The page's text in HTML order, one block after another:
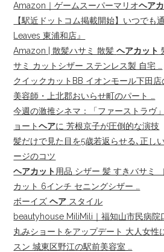
Amazon｜ゲームスーパーマリオヘア
【駅近ドットコム掲載開始】いつでも
Leaves 東浦和店』
Amazon | 散髪ハサミ 散髪ヘアカット
サミ カットシザー ステンレス製 自宅 …
クイックカットBB イオンモール下田店
美容師・上北郡おいらせ町のパート …
今週の激推シネマ：「ファーストラヴ
ョートヘアに 芳根京子が圧倒的な演技
髪だけで見た目を5歳若返らせる､正し
ージのコツ
ヘアカット 用品 シザー 髪 すきバサミ
カット 6インチ セニングシザー …
ボーイズヘア スタイル
beautyhouse MiliMili｜福知山市民病院
丸みショートをアップデート 大人女性
スン 城東区野江の駅前美容室 …